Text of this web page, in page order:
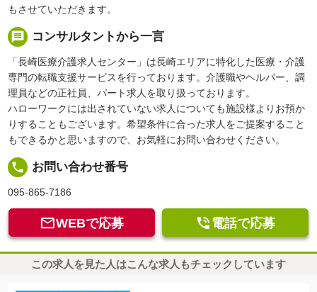
もさせていただきます。
message コンサルタントから一言
「長崎医療介護求人センター」は長崎エリアに特化した医療・介護
専門の転職支援サービスを行っております。介護職やヘルパー、調
理員などの正社員、パート求人を取り扱っております。
ハローワークには出されていない求人についても施設様よりお預か
りすることもございます。希望条件に合った求人をご提案すること
もできるかと思いますので、お気軽にお問い合わせください。
local_phone お問い合わせ番号
095-865-7186
WEBで応募  電話で応募
この求人を見た人はこんな求人もチェックしています